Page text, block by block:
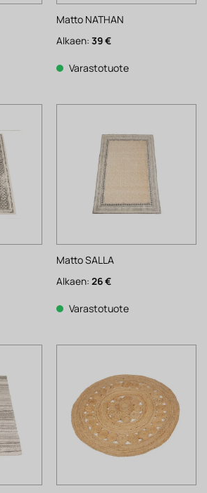
Matto NATHAN
Alkaen: 39€
Varastotuote
Matto SALLA
Alkaen: 26€
Varastotuote